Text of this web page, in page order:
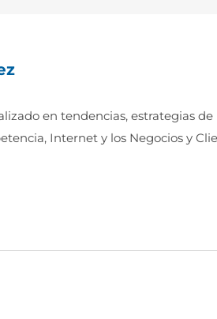
en tendencias, estrategias
Internet y los Negocios y